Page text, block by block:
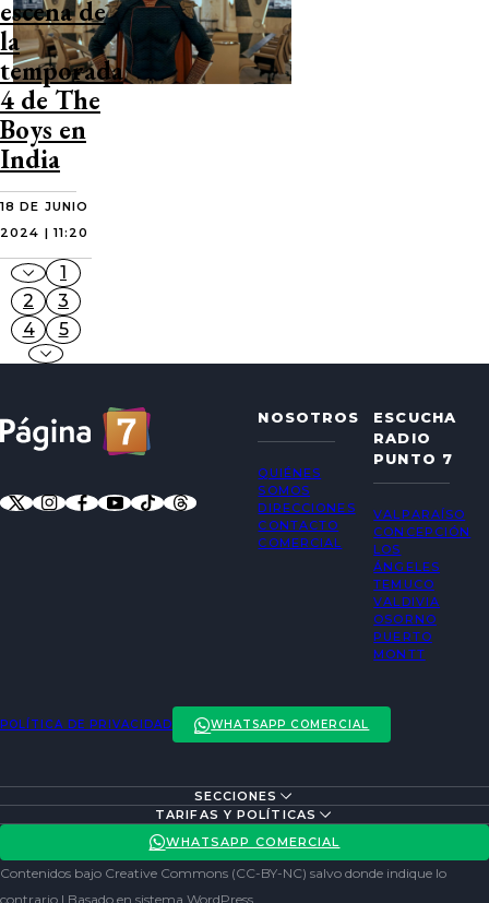
escena de
la
temporada
4 de The
Boys en
India
18 DE JUNIO
2024 | 11:20
1
2
3
4
5
NOSOTROS
QUIÉNES
SOMOS
DIRECCIONES
CONTACTO
COMERCIAL
ESCUCHA
RADIO
PUNTO 7
VALPARAÍSO
CONCEPCIÓN
LOS
ÁNGELES
TEMUCO
VALDIVIA
OSORNO
PUERTO
MONTT
POLÍTICA DE PRIVACIDAD WHATSAPP COMERCIAL
SECCIONES
ACTUALIDAD
REDES SOCIALES
TARIFAS Y POLÍTICAS
POLÍTICA DE PRIVACIDAD
WHATSAPP COMERCIAL
Contenidos bajo Creative Commons (CC-BY-NC) salvo donde indique lo
contrario | Basado en sistema WordPress